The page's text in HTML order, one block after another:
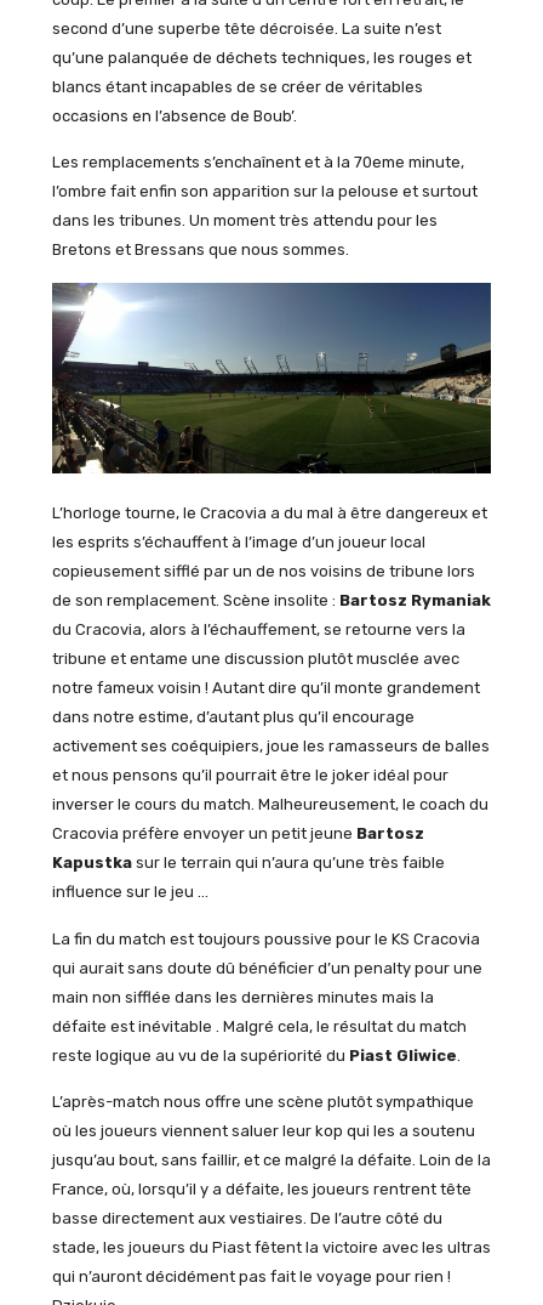
second d’une superbe tête décroisée. La suite n’est
qu’une palanquée de déchets techniques, les rouges et
blancs étant incapables de se créer de véritables
occasions en l’absence de Boub’.
Les remplacements s’enchaînent et à la 70eme minute,
l’ombre fait enfin son apparition sur la pelouse et surtout
dans les tribunes. Un moment très attendu pour les
Bretons et Bressans que nous sommes.
L’horloge tourne, le Cracovia a du mal à être dangereux et
les esprits s’échauffent à l’image d’un joueur local
copieusement sifflé par un de nos voisins de tribune lors
de son remplacement. Scène insolite : Bartosz Rymaniak
du Cracovia, alors à l’échauffement, se retourne vers la
tribune et entame une discussion plutôt musclée avec
notre fameux voisin ! Autant dire qu’il monte grandement
dans notre estime, d’autant plus qu’il encourage
activement ses coéquipiers, joue les ramasseurs de balles
et nous pensons qu’il pourrait être le joker idéal pour
inverser le cours du match. Malheureusement, le coach du
Cracovia préfère envoyer un petit jeune Bartosz
Kapustkasur le terrain qui n’aura qu’une très faible
influence sur le jeu …
La fin du match est toujours poussive pour le KS Cracovia
qui aurait sans doute dû bénéficier d’un penalty pour une
main non sifflée dans les dernières minutes mais la
défaite est inévitable . Malgré cela, le résultat du match
reste logique au vu de la supériorité du Piast Gliwice
L’après-match nous offre une scène plutôt sympathique
où les joueurs viennent saluer leur kop qui les a soutenu
jusqu’au bout, sans faillir, et ce malgré la défaite. Loin de la
France, où, lorsqu’il y a défaite, les joueurs rentrent tête
basse directement aux vestiaires. De l’autre côté du
stade, les joueurs du Piast fêtent la victoire avec les ultras
qui n’auront décidément pas fait le voyage pour rien !